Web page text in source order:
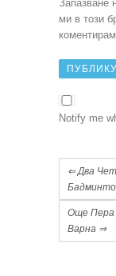
Запазване
ми в този
Notify me
⇐Два
Още Пера
Варна ⇒